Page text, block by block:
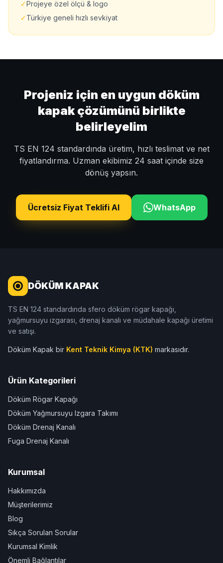
✓Projeye özel ölçü & logo
✓Türkiye geneli hızlı sevkiyat
Projeniz için en uygun döküm
kapak çözümünü birlikte
belirleyelim
TS EN 124 standardında üretim, hızlı teslimat ve net
fiyatlandırma. Uzman ekibimiz 24 saat içinde size
dönüş yapsın.
Ücretsiz Fiyat Teklifi Al WhatsApp
DÖKÜM KAPAK
TS EN 124 standardında sfero döküm rögar kapağı,
yağmursuyu ızgarası, drenaj kanalı ve müdahale kapağı üretimi
ve satışı.
Döküm Kapak bir Kent Teknik Kimya (KTK) markasıdır.
Ürün Kategorileri
Döküm Rögar Kapağı
Döküm Yağmursuyu Izgara Takımı
Döküm Drenaj Kanalı
Fuga Drenaj Kanalı
Kurumsal
Hakkımızda
Müşterilerimiz
Blog
Sıkça Sorulan Sorular
Kurumsal Kimlik
Önemli Bağlantılar